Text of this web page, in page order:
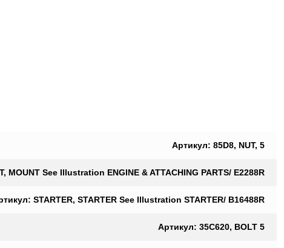
Артикул: 85D8, NUT, 5
MOUNT See Illustration ENGINE & ATTACHING PARTS/ E2288R
STARTER, STARTER See Illustration STARTER/ B16488R
Артикул: 35C620, BOLT 5